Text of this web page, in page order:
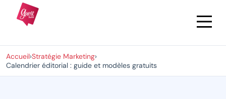
Accueil›Stratégie Marketing›
Calendrier éditorial : guide et modèles gratuits